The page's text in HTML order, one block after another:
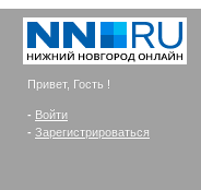
Привет, Гость !
- Войти
- Зарегистрироваться